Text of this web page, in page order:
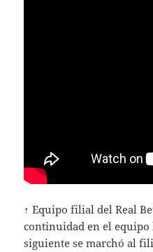
↑ Equipo filial del Real
continuidad en el equipo
siguiente se marchó al